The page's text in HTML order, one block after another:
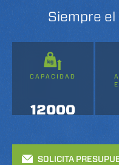
Siempre
CAPACIDAD
12000
SOLICITA